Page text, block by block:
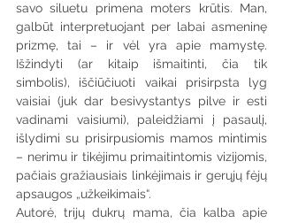
savo siluetu primena moters krūtis. Man,
galbūt interpretuojant per labai asmeninę
prizmę, tai – ir vėl yra apie mamystę.
Išžindyti (ar kitaip išmaitinti, čia tik
simbolis), iščiūčiuoti vaikai prisirpsta lyg
vaisiai (juk dar besivystantys pilve ir esti
vadinami vaisiumi), paleidžiami į pasaulį,
išlydimi su prisirpusiomis mamos mintimis
– nerimu ir tikėjimu primaitintomis vizijomis,
pačiais gražiausiais linkėjimais ir gerųjų fėjų
apsaugos „užkeikimais“.
Autorė, trijų dukrų mama, čia kalba apie